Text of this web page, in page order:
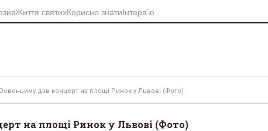
Життя святихКорисно знатиІнтерв’ю
дав концерт на площі Ринок у Львові (Фото)
на площі Ринок у Львові (Фото)